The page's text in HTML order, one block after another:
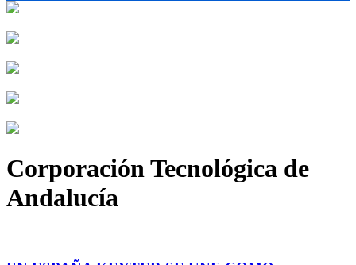
Corporación Tecnológica de
Andalucía